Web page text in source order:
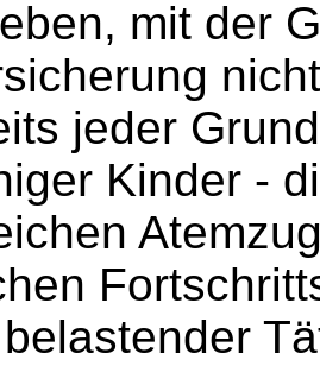
mit der
jeder
Kinder -